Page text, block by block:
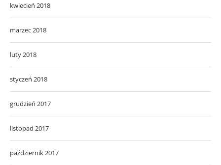
kwiecień 2018
marzec 2018
luty 2018
styczeń 2018
grudzień 2017
listopad 2017
październik 2017